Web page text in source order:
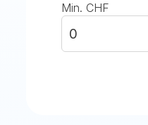
Min. CHF